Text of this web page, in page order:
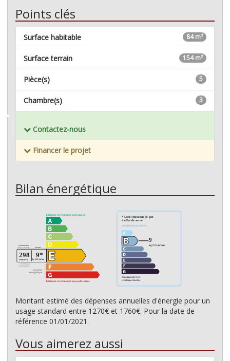
Points clés
84 m²
Surface habitable
154 m²
Surface terrain
5
Pièce(s)
3
Chambre(s)
Contactez-nous
Financer le projet
Bilan énergétique
Montant estimé des dépenses annuelles d'énergie pour un
usage standard entre 1270€ et 1760€. Pour la date de
référence 01/01/2021.
Vous aimerez aussi